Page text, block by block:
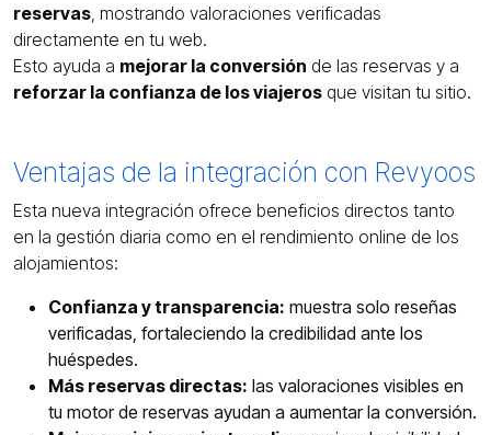
reservas , mostrando valoraciones verificadas
directamente en tu web.
Esto ayuda a mejorar la conversión de las reservas y a
reforzar la confianza de los viajeros que visitan tu sitio.
Ventajas de la integración con Revyoos
Esta nueva integración ofrece beneficios directos tanto
en la gestión diaria como en el rendimiento online de los
alojamientos:
Confianza y transparencia: muestra solo reseñas
verificadas, fortaleciendo la credibilidad ante los
huéspedes.
Más reservas directas: las valoraciones visibles en
tu motor de reservas ayudan a aumentar la conversión.